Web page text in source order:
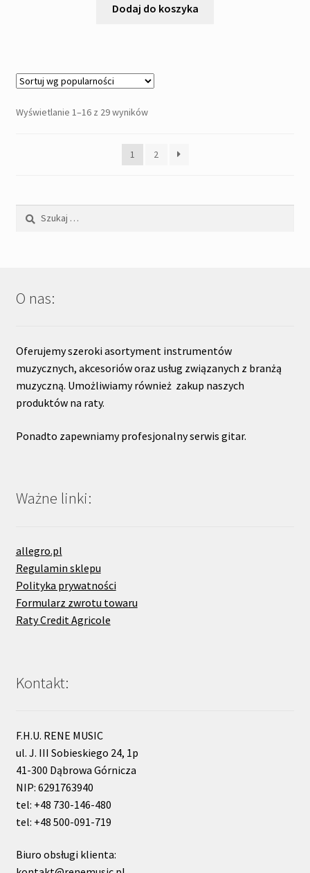
Dodaj do koszyka
Wyświetlanie 1–16 z 29 wynikówPosortowane
1
2
Szukaj:
O nas:
Oferujemy szeroki asortyment instrumentów
muzycznych, akcesoriów oraz usług związanych z branżą
muzyczną. Umożliwiamy również zakup naszych
produktów na raty.
Ponadto zapewniamy profesjonalny serwis gitar.
Ważne linki:
allegro.pl
Regulamin sklepu
Polityka prywatności
Formularz zwrotu towaru
Raty Credit Agricole
Kontakt:
F.H.U. RENE MUSIC
ul. J. III Sobieskiego 24, 1p
41-300 Dąbrowa Górnicza
NIP: 6291763940
tel: +48 730-146-480
tel: +48 500-091-719
Biuro obsługi klienta: